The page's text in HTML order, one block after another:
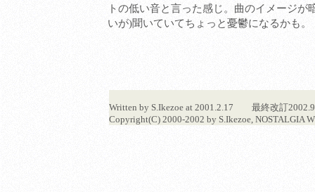
トの低い音と言った感じ。曲のイメージ
いが)聞いていてちょっと憂鬱になるかも。
Written by S.Ikezoe at 2001.2.17 最終改訂
Copyright(C) 2000-2002 by S.Ikezoe, NOSTALGIA